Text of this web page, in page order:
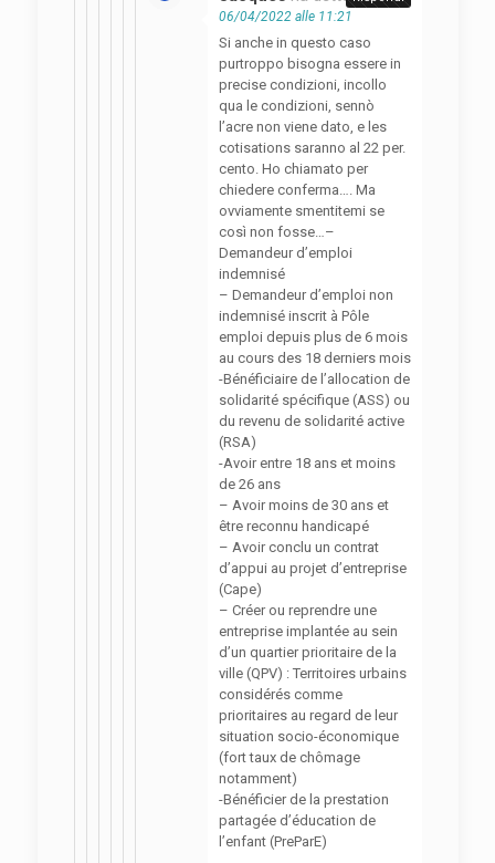
06/04/2022 alle 11:21
Si anche in questo caso
purtroppo bisogna essere in
precise condizioni, incollo
qua le condizioni, sennò
l’acre non viene dato, e les
cotisations saranno al 22 per.
cento. Ho chiamato per
chiedere conferma…. Ma
ovviamente smentitemi se
così non fosse…–
Demandeur d’emploi
indemnisé
– Demandeur d’emploi non
indemnisé inscrit à Pôle
emploi depuis plus de 6 mois
au cours des 18 derniers mois
-Bénéficiaire de l’allocation de
solidarité spécifique (ASS) ou
du revenu de solidarité active
(RSA)
-Avoir entre 18 ans et moins
de 26 ans
– Avoir moins de 30 ans et
être reconnu handicapé
– Avoir conclu un contrat
d’appui au projet d’entreprise
(Cape)
– Créer ou reprendre une
entreprise implantée au sein
d’un quartier prioritaire de la
ville (QPV) : Territoires urbains
considérés comme
prioritaires au regard de leur
situation socio-économique
(fort taux de chômage
notamment)
-Bénéficier de la prestation
partagée d’éducation de
l’enfant (PreParE)